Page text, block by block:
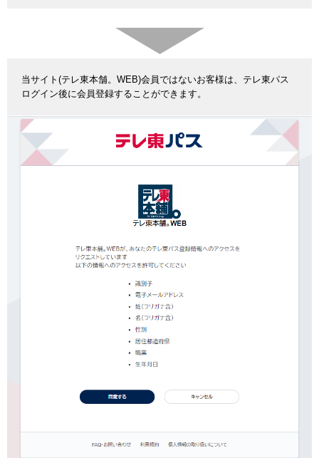
当サイト(テレ東本舗。WEB)会員ではないお客様は、テレ東パス
ログイン後に会員登録することができます。